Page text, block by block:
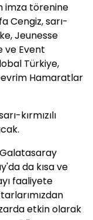
imza törenine
Cengiz, sarı-
Jeunesse
ve Event
Türkiye,
Hamaratlar
kırmızılı
da kısa ve
faaliyete
etkin olarak